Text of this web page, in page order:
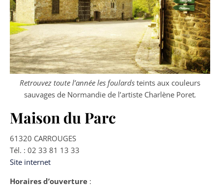
Retrouvez toute l’année les foulards teints aux couleurs
sauvages de Normandie de l’artiste Charlène Poret.
Maison du Parc
61320 CARROUGES
Tél. : 02 33 81 13 33
Site internet
Horaires d’ouverture :